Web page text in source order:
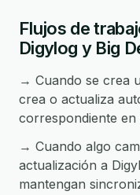
Flujos de
Digylog y Big
→ Cuando se crea
crea o actualiza
correspondiente en
→ Cuando algo
actualización a
mantengan